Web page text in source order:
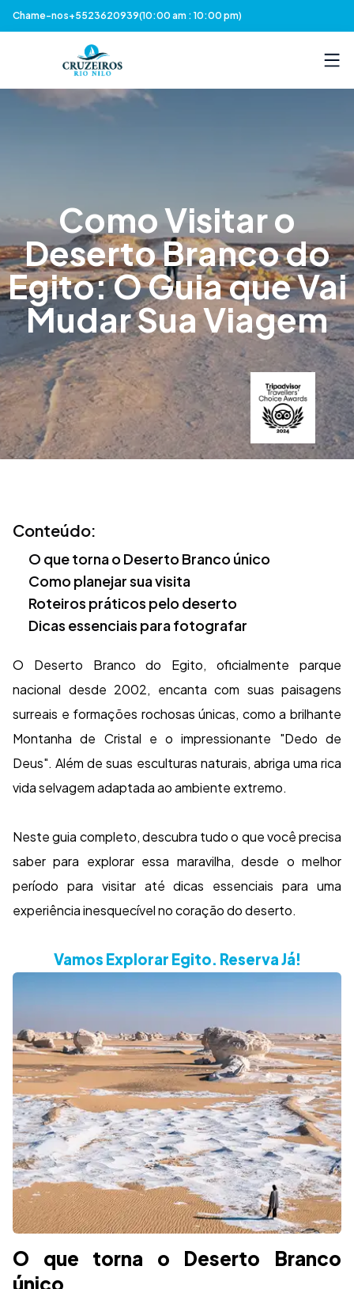
Chame-nos+5523620939(10:00 am : 10:00 pm)
Como Visitar o
Deserto Branco do
Egito: O Guia que Vai
Mudar Sua Viagem
Conteúdo:
O que torna o Deserto Branco único
Como planejar sua visita
Roteiros práticos pelo deserto
Dicas essenciais para fotografar
O Deserto Branco do Egito, oficialmente parque
nacional desde 2002, encanta com suas paisagens
surreais e formações rochosas únicas, como a brilhante
Montanha de Cristal e o impressionante "Dedo de
Deus". Além de suas esculturas naturais, abriga uma rica
vida selvagem adaptada ao ambiente extremo.
Neste guia completo, descubra tudo o que você precisa
saber para explorar essa maravilha, desde o melhor
período para visitar até dicas essenciais para uma
experiência inesquecível no coração do deserto.
Vamos Explorar Egito. Reserva Já!
O que torna o Deserto Branco
único